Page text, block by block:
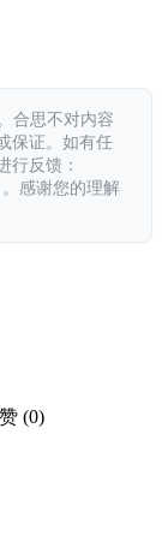
合思不对内容
保证。如有任
行反馈：
。感谢您的理解
赞 (0)